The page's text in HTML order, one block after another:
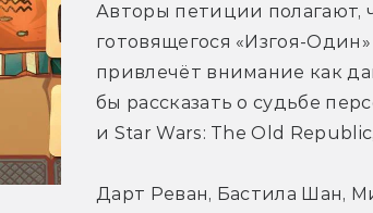
Авторы петиции
готовящегося «Изгоя-
привлечёт внимание как
бы рассказать о судьбе
и Star Wars: The Old
Дарт Реван, Бастила Шан,